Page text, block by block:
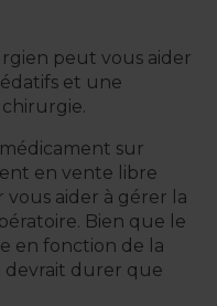
peut vous aider
et une
sur
en vente libre
aider à gérer la
Bien que le
en fonction de la
devrait durer que